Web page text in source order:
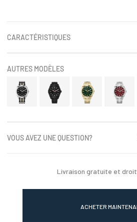
CARACTÉRISTIQUES
AUTRES MODÈLES
VOUS AVEZ UNE QUESTION?
Livraison gratuite et
ACHETER